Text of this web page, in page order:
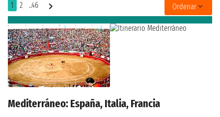
1 2 ..46 Ordenar
Mediterráneo: España, Italia, Francia